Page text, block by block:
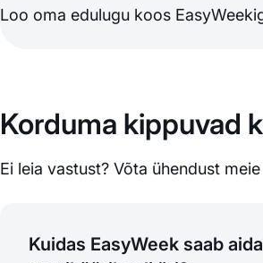
Loo oma edulugu koos
Korduma kippuvad
Ei leia vastust? Võta ühendust
Kuidas EasyWeek saab